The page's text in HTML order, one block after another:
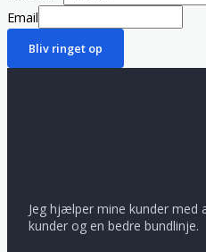
Email
Bliv ringet op
Jeg hjælper mine kunder med
kunder og en bedre bundlinje.